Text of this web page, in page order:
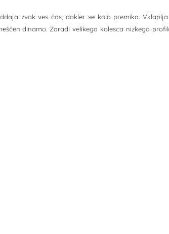
zvok ves čas, dokler se kolo premika.
dinamo. Zaradi velikega kolesca nizkega